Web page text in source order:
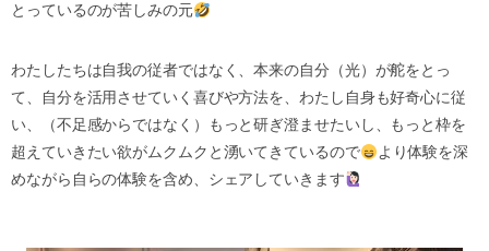
とっているのが苦しみの元
わたしたちは自我の従者ではなく、本来の自分（光）が舵をとっ
て、自分を活用させていく喜びや方法を、わたし自身も好奇心に従
い、（不足感からではなく）もっと研ぎ澄ませたいし、もっと枠を
超えていきたい欲がムクムクと湧いてきているので
より体験を深
めながら自らの体験を含め、シェアしていきます